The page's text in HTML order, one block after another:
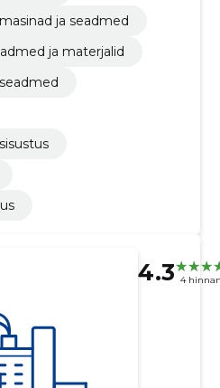
ja seadmed
ja materjalid
4.3 4